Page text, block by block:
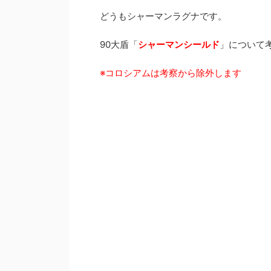
どうもシャーマンラグナです。
90大盾「シャーマンシールド 」について
※コロシアムは考察から除外します